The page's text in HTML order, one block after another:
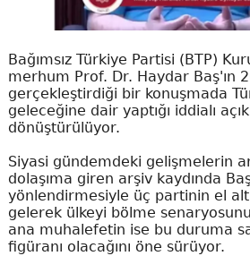
Bağımsız Türkiye Partisi (BTP)
merhum Prof. Dr. Haydar Baş'ın
gerçekleştirdiği bir konuşmada
geleceğine dair yaptığı iddialı
dönüştürülüyor.
Siyasi gündemdeki gelişmelerin
dolaşıma giren arşiv kaydında
yönlendirmesiyle üç partinin el
gelerek ülkeyi bölme senaryosunu
ana muhalefetin ise bu duruma
figüranı olacağını öne sürüyor.